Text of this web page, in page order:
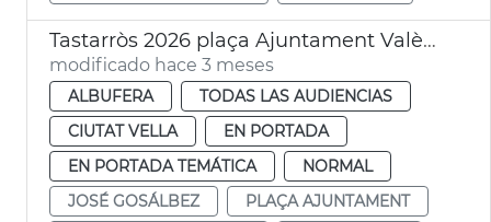
Tastarròs 2026 plaça Ajuntament València
modificado hace 3 meses
ALBUFERA
TODAS LAS AUDIENCIAS
CIUTAT VELLA
EN PORTADA
EN PORTADA TEMÁTICA
NORMAL
JOSÉ GOSÁLBEZ
PLAÇA AJUNTAMENT